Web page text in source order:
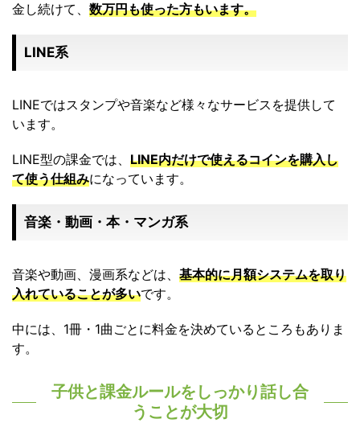
金し続けて、 数万円も使った方もいます。
LINE系
LINEではスタンプや音楽など様々なサービスを提供して
います。
LINE型の課金では、 LINE内だけで使えるコインを購入し
て使う仕組みになっています。
音楽・動画・本・マンガ系
音楽や動画、漫画系などは、 基本的に月額システムを取り
入れていることが多いです。
中には、1冊・1曲ごとに料金を決めているところもありま
す。
子供と課金ルールをしっかり話し合
うことが大切